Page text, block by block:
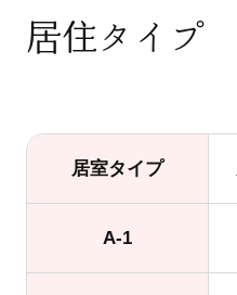
居住タイプ
居室タイプ
A-1